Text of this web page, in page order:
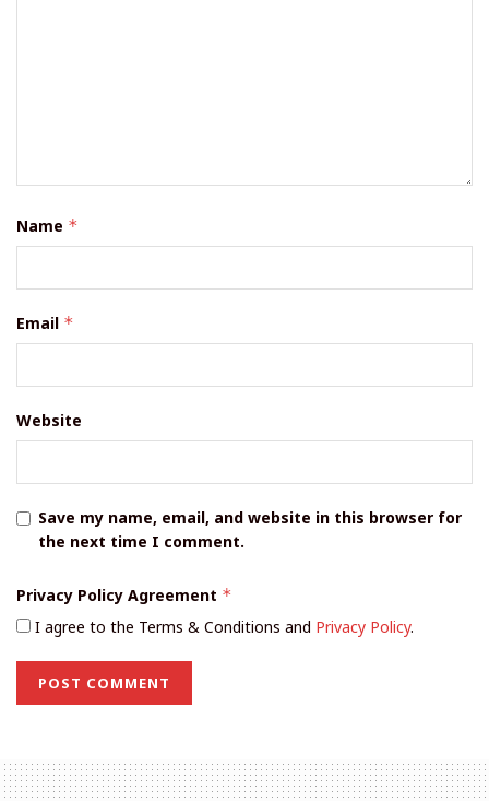
Name *
Email *
Website
Save my name, email, and website in this browser for
the next time I comment.
Privacy Policy Agreement *
I agree to the Terms & Conditions and Privacy Policy.